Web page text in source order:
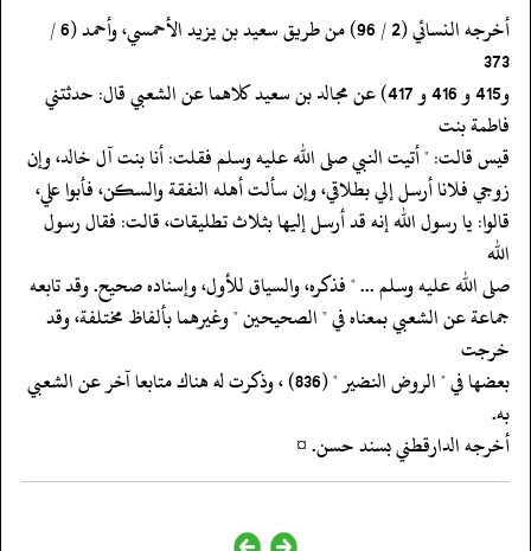
‏‏‏‏أخرجه النسائي (2 / 96) من طريق سعيد بن يزيد الأحمسي، وأحمد (6 /
373
‏‏‏‏و415 و 416 و 417) عن مجالد بن سعيد كلاهما عن الشعبي قال: حدثتني
فاطمة بنت
‏‏‏‏قيس قالت: " أتيت النبي صلى الله عليه وسلم فقلت: أنا بنت آل خالد، وإن
‏‏‏‏زوجي فلانا أرسل إلي بطلاقي، وإن سألت أهله النفقة والسكن، فأبوا علي،
‏‏‏‏قالوا: يا رسول الله إنه قد أرسل إليها بثلاث تطليقات، قالت: فقال رسول
الله
‏‏‏‏صلى الله عليه وسلم ... " فذكره، والسياق للأول، وإسناده صحيح. وقد تابعه
‏‏‏‏جماعة عن الشعبي بمعناه في " الصحيحين " وغيرهما بألفاظ مختلفة، وقد
خرجت
‏‏‏‏بعضها في " الروض النضير " (836) ، وذكرت له هناك متابعا آخر عن الشعبي
به.
‏‏‏‏أخرجه الدارقطني بسند حسن. ¤